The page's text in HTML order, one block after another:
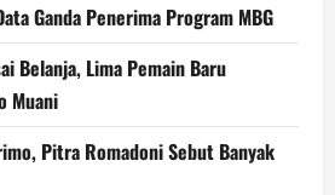
Ganda Penerima Program MBG
Belanja, Lima Pemain Baru
Muani
Pitra Romadoni Sebut Banyak